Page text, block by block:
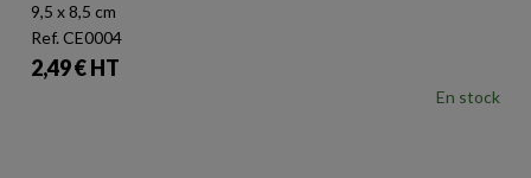
9,5 x 8,5 cm
Ref. CE0004
Prix
2,49 € HT
En stock